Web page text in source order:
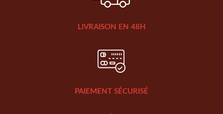
LIVRAISON EN 48H
PAIEMENT SÉCURISÉ